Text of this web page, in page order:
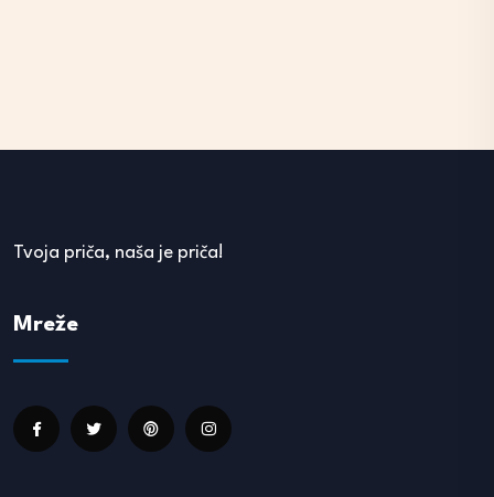
Tvoja priča, naša je priča!
Mreže